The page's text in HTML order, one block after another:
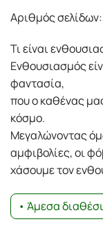
Αριθμός σελίδων:
Τι είναι
Ενθουσιασµός
φαντασία,
που ο καθένας
κόσµο.
Μεγαλώνοντας
αµφιβολίες, οι
χάσουµε τον
• Άμεσα